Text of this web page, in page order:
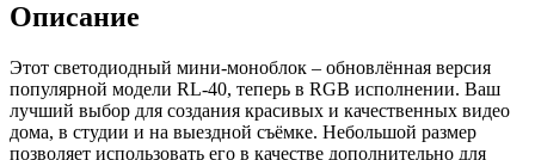
Описание
Этот светодиодный мини-моноблок – обновлённая версия
популярной модели RL-40, теперь в RGB исполнении. Ваш
лучший выбор для создания красивых и качественных видео
дома, в студии и на выездной съёмке. Небольшой размер
позволяет использовать его в качестве дополнительно для